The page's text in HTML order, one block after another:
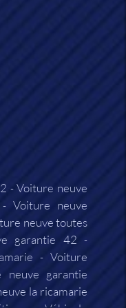
Voiture neuve
Voiture neuve
neuve toutes
garantie 42
Voiture
neuve garantie
la ricamarie